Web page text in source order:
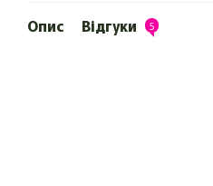
Опис Відгуки 5